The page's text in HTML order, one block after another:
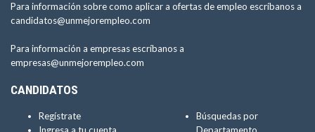
Para información sobre como aplicar a ofertas de empleo escríbanos a
candidatos@unmejorempleo.com
Para información a empresas escríbanos a
empresas@unmejorempleo.com
CANDIDATOS
Regístrate
Búsquedas por